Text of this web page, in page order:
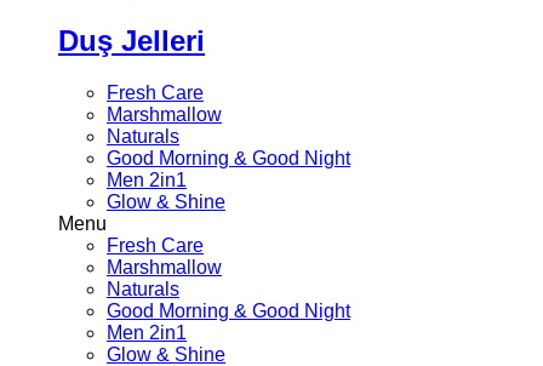
Duş Jelleri
Fresh Care
Marshmallow
Naturals
Good Morning & Good Night
Men 2in1
Glow & Shine
Menu
Fresh Care
Marshmallow
Naturals
Good Morning & Good Night
Men 2in1
Glow & Shine